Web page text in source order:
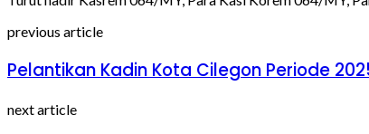
previous article
Pelantikan Kadin Kota Cilegon Periode
next article